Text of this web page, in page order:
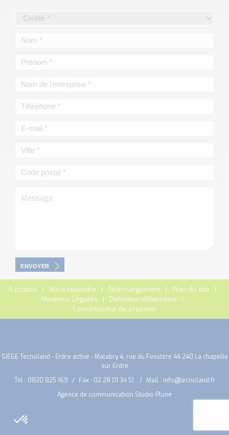
ENVOYER
A propos Nous rejoindre Téléchargement
Plan du site
Mentions Légales
Définition débitmètre
Convertisseur de pression
SIEGE Tecnoland - Erdre active - Malabry 4, rue du Finistère 44 240 La chapelle
sur Erdre
Tél : 0820 825 169 Fax : 02 28 01 34 51 Mail : info@tecnoland.fr
Agence de communication Studio Plune